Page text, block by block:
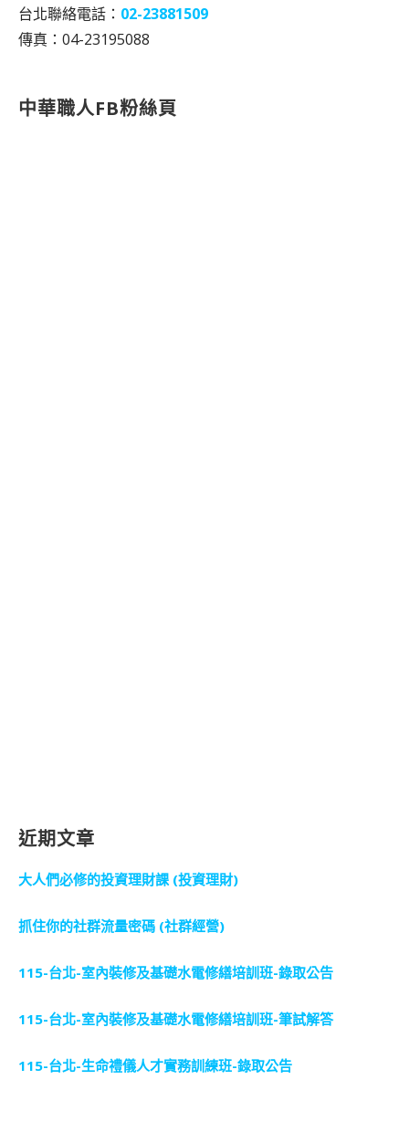
台北聯絡電話： 02-23881509
傳真：04-23195088
中華職人FB粉絲頁
近期文章
大人們必修的投資理財課 (投資理財)
抓住你的社群流量密碼 (社群經營)
115-台北-室內裝修及基礎水電修繕培訓班-錄取公告
115-台北-室內裝修及基礎水電修繕培訓班-筆試解答
115-台北-生命禮儀人才實務訓練班-錄取公告